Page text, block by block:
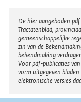
Disclaimer
De hier aangeboden
Tractatenblad,
gemeenschappelijke
zin van de
bekendmaking
Voor pdf-publicaties
vorm uitgegeven
elektronische versies